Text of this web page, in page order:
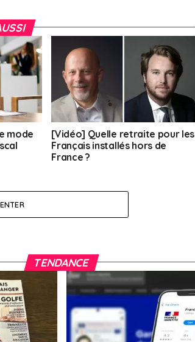
mode
[Vidéo] Quelle retraite pour les
Français installés hors de
France ?
TENDANCE